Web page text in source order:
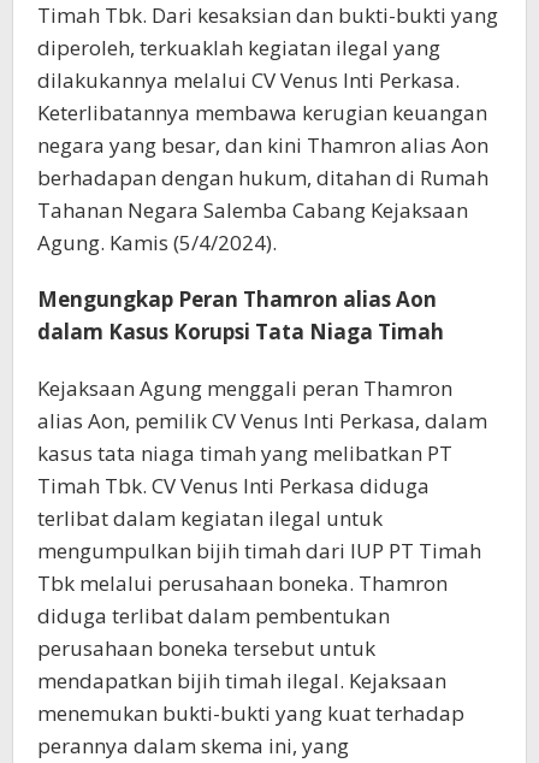
Timah Tbk. Dari kesaksian dan bukti-bukti yang
diperoleh, terkuaklah kegiatan ilegal yang
dilakukannya melalui CV Venus Inti Perkasa.
Keterlibatannya membawa kerugian keuangan
negara yang besar, dan kini Thamron alias Aon
berhadapan dengan hukum, ditahan di Rumah
Tahanan Negara Salemba Cabang Kejaksaan
Agung. Kamis (5/4/2024).
Mengungkap Peran Thamron alias Aon
dalam Kasus Korupsi Tata Niaga Timah
Kejaksaan Agung menggali peran Thamron
alias Aon, pemilik CV Venus Inti Perkasa, dalam
kasus tata niaga timah yang melibatkan PT
Timah Tbk. CV Venus Inti Perkasa diduga
terlibat dalam kegiatan ilegal untuk
mengumpulkan bijih timah dari IUP PT Timah
Tbk melalui perusahaan boneka. Thamron
diduga terlibat dalam pembentukan
perusahaan boneka tersebut untuk
mendapatkan bijih timah ilegal. Kejaksaan
menemukan bukti-bukti yang kuat terhadap
perannya dalam skema ini, yang